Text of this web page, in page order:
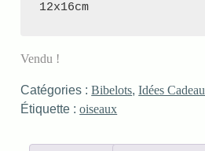
12x16cm
Vendu !
Catégories :Bibelots,Idées
Étiquette :oiseaux